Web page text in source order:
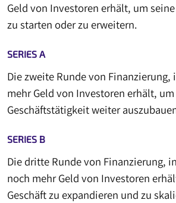
Geld von Investoren erhält, um
zu starten oder zu erweitern.
SERIES A
Die zweite Runde von
mehr Geld von Investoren erhält,
Geschäftstätigkeit weiter
SERIES B
Die dritte Runde von Finanzierung,
noch mehr Geld von Investoren
Geschäft zu expandieren und zu